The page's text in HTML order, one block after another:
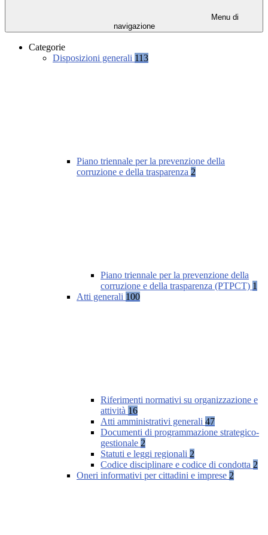
Menu di
navigazione
Categorie
Disposizioni generali 113
Piano triennale per la prevenzione della
corruzione e della trasparenza 2
Piano triennale per la prevenzione della
corruzione e della trasparenza (PTPCT) 1
Atti generali 100
Riferimenti normativi su organizzazione e
attività 16
Atti amministrativi generali 47
Documenti di programmazione strategico-
gestionale 2
Statuti e leggi regionali 2
Codice disciplinare e codice di condotta 2
Oneri informativi per cittadini e imprese 2